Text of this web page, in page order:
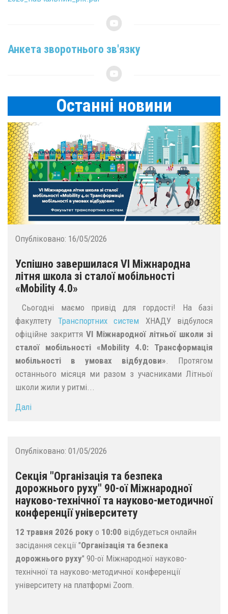
Анкета зворотнього зв'язку
Останнi новини
Опубліковано: 16/05/2026
Успішно завершилася VI Міжнародна
літня школа зі сталої мобільності
«Mobility 4.0»
Сьогодні маємо привід для гордості! На базі
факултету Транспортних систем ХНАДУ відбулося
офіційне закриття VI Міжнародної літньої школи зі
сталої мобільності «Mobility 4.0: Трансформація
мобільності в умовах відбудови». Протягом
останнього місяця ми разом з учасниками Літньої
школи жили у ритмі...
Далі
Опубліковано: 01/05/2026
Секція "Організація та безпека
дорожнього руху" 90-ої Міжнародної
науково-технічної та науково-методичної
конференції університету
12 травня 2026 року о 10:00 відбудеться онлайн
засідання секції "Організація та безпека
дорожнього руху" 90-ої Міжнародної науково-
технічної та науково-методичної конференції
університету на платформі Zoom.